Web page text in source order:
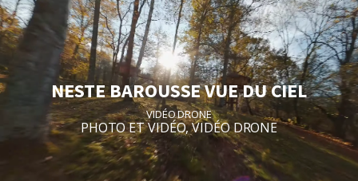
NESTE BAROUSSE VUE DU CIEL
VIDÉO DRONE
PHOTO ET VIDÉO,VIDÉO DRONE